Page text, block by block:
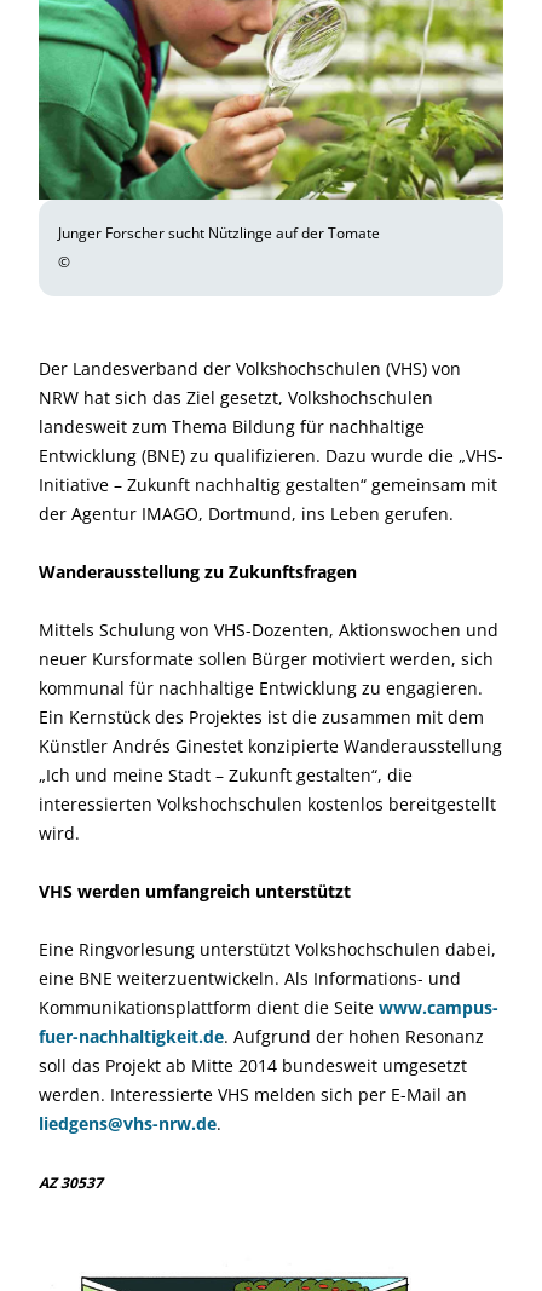
Junger Forscher sucht Nützlinge auf der Tomate
©
Der Landesverband der Volkshochschulen (VHS) von
NRW hat sich das Ziel gesetzt, Volkshochschulen
landesweit zum Thema Bildung für nachhaltige
Entwicklung (BNE) zu qualifizieren. Dazu wurde die „VHS-
Initiative – Zukunft nachhaltig gestalten“ gemeinsam mit
der Agentur IMAGO, Dortmund, ins Leben gerufen.
Wanderausstellung zu Zukunftsfragen
Mittels Schulung von VHS-Dozenten, Aktionswochen und
neuer Kursformate sollen Bürger motiviert werden, sich
kommunal für nachhaltige Entwicklung zu engagieren.
Ein Kernstück des Projektes ist die zusammen mit dem
Künstler Andrés Ginestet konzipierte Wanderausstellung
„Ich und meine Stadt – Zukunft gestalten“, die
interessierten Volkshochschulen kostenlos bereitgestellt
wird.
VHS werden umfangreich unterstützt
Eine Ringvorlesung unterstützt Volkshochschulen dabei,
eine BNE weiterzuentwickeln. Als Informations- und
Kommunikationsplattform dient die Seite www.campus-
fuer-nachhaltigkeit.de. Aufgrund der hohen Resonanz
soll das Projekt ab Mitte 2014 bundesweit umgesetzt
werden. Interessierte VHS melden sich per E-Mail an
liedgens@vhs-nrw.de.
AZ 30537